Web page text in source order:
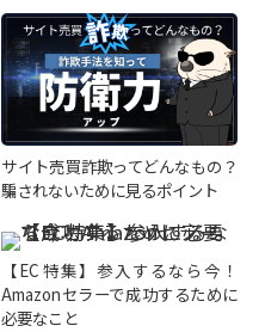
サイト売買詐欺ってどんなもの？
騙されないために見るポイント
【EC特集】参入するなら今！
Amazonセラーで成功するために
必要なこと